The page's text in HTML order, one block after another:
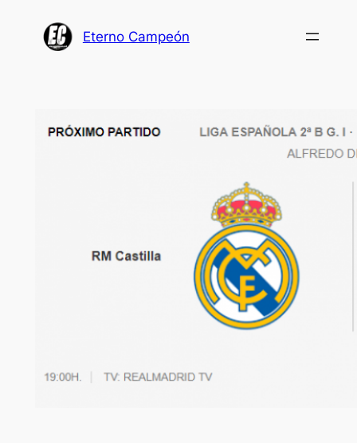
Eterno Campeón